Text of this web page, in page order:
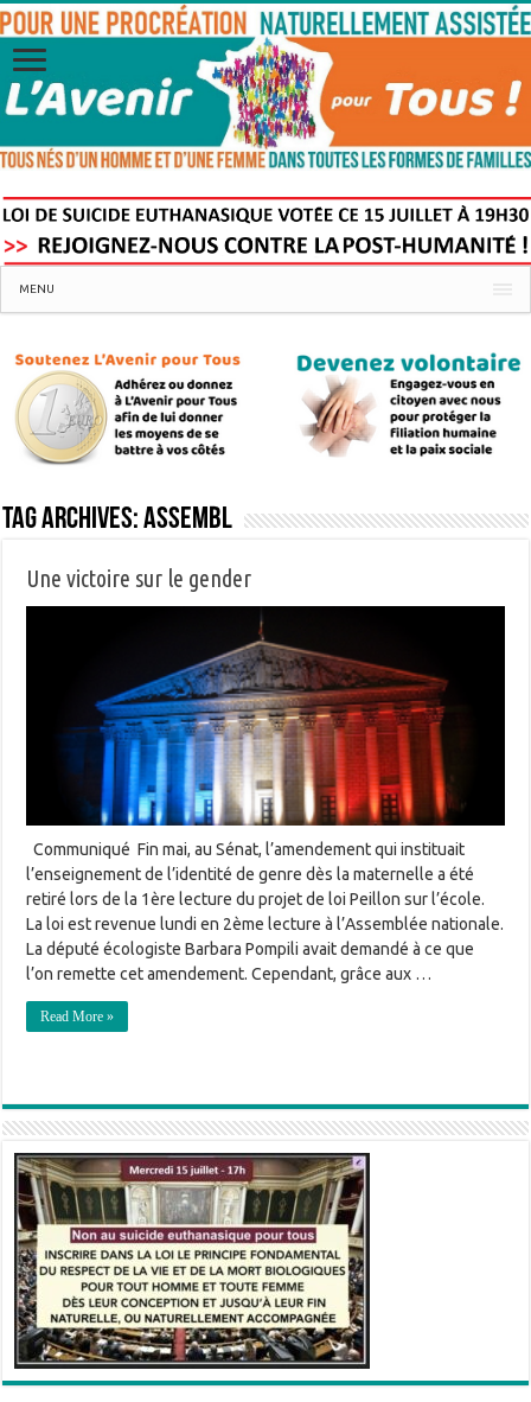
MENU
Tag Archives:assembl
Une victoire sur le gender
Communiqué Fin mai, au Sénat, l’amendement qui instituait
l’enseignement de l’identité de genre dès la maternelle a été
retiré lors de la 1ère lecture du projet de loi Peillon sur l’école.
La loi est revenue lundi en 2ème lecture à l’Assemblée nationale.
La député écologiste Barbara Pompili avait demandé à ce que
l’on remette cet amendement. Cependant, grâce aux …
Read More »